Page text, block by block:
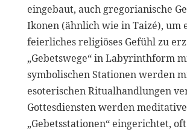
eingebaut, auch gregorianische
Ikonen (ähnlich wie in Taizé), um
feierliches religiöses Gefühl zu
„Gebetswege“ in Labyrinthform
symbolischen Stationen werden
esoterischen Ritualhandlungen
Gottesdiensten werden meditative
„Gebetsstationen“ eingerichtet,